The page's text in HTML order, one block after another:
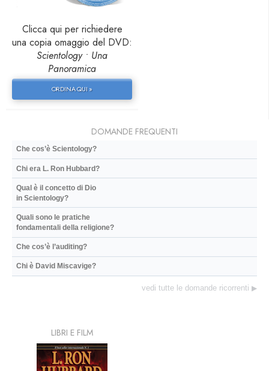
Clicca qui per richiedere
una copia omaggio del DVD:
Scientology • Una
Panoramica
ORDINA QUI »
DOMANDE FREQUENTI
Che cos’è Scientology?
Chi era L. Ron Hubbard?
Qual è il concetto di Dio
in Scientology?
Quali sono le pratiche
fondamentali della religione?
Che cos’è l’auditing?
Chi è David Miscavige?
vedi tutte le domande ricorrenti ▶
LIBRI E FILM